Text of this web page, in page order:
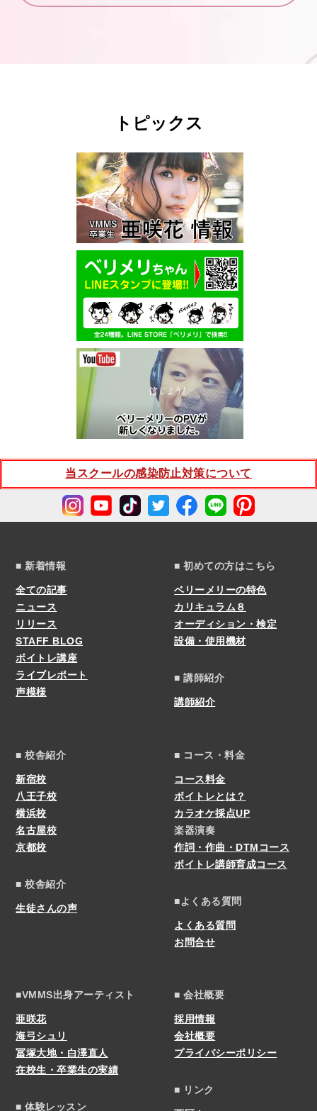
トピックス
当スクールの感染防止対策について
■ 新着情報
全ての記事
ニュース
リリース
STAFF BLOG
ボイトレ講座
ライブレポート
声模様
■ 初めての方はこちら
ベリーメリーの特色
カリキュラム８
オーディション・検定
設備・使用機材
■ 講師紹介
講師紹介
■ 校舎紹介
新宿校
八王子校
横浜校
名古屋校
京都校
■ 校舎紹介
生徒さんの声
■ コース・料金
コース料金
ボイトレとは？
カラオケ採点UP
楽器演奏
作詞・作曲・DTMコース
ボイトレ講師育成コース
■よくある質問
よくある質問
お問合せ
■VMMS出身アーティスト
亜咲花
海弓シュリ
冨塚大地・白澤直人
在校生・卒業生の実績
■ 体験レッスン
■ 会社概要
採用情報
会社概要
プライバシーポリシー
■ リンク